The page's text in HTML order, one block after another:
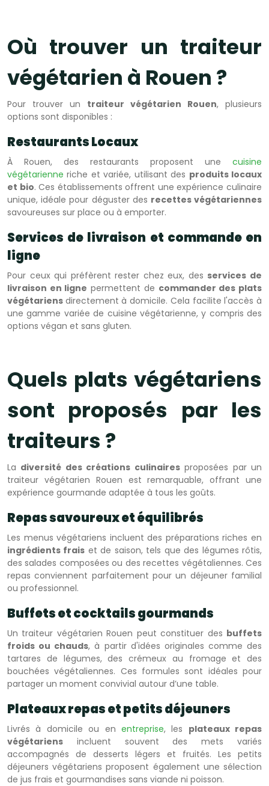
Où trouver un traiteur
végétarien à Rouen ?
Pour trouver un traiteur végétarien Rouen, plusieurs
options sont disponibles :
Restaurants Locaux
À Rouen, des restaurants proposent une cuisine
végétarienne riche et variée, utilisant des produits locaux
et bio. Ces établissements offrent une expérience culinaire
unique, idéale pour déguster des recettes végétariennes
savoureuses sur place ou à emporter.
Services de livraison et commande en
ligne
Pour ceux qui préfèrent rester chez eux, des services de
livraison en ligne permettent de commander des plats
végétariens directement à domicile. Cela facilite l'accès à
une gamme variée de cuisine végétarienne, y compris des
options végan et sans gluten.
Quels plats végétariens
sont proposés par les
traiteurs ?
La diversité des créations culinairesproposées par un
traiteur végétarien Rouen est remarquable, offrant une
expérience gourmande adaptée à tous les goûts.
Repas savoureux et équilibrés
Les menus végétariens incluent des préparations riches en
ingrédients frais et de saison, tels que des légumes rôtis,
des salades composées ou des recettes végétaliennes. Ces
repas conviennent parfaitement pour un déjeuner familial
ou professionnel.
Buffets et cocktails gourmands
Un traiteur végétarien Rouen peut constituer des buffets
froids ou chauds, à partir d'idées originales comme des
tartares de légumes, des crémeux au fromage et des
bouchées végétaliennes. Ces formules sont idéales pour
partager un moment convivial autour d’une table.
Plateaux repas et petits déjeuners
Livrés à domicile ou en entreprise, les plateaux repas
végétariens incluent souvent des mets variés
accompagnés de desserts légers et fruités. Les petits
déjeuners végétariens proposent également une sélection
de jus frais et gourmandises sans viande ni poisson.